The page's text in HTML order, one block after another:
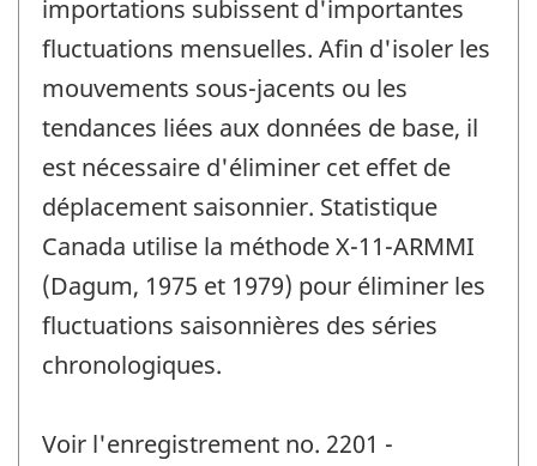
importations subissent d'importantes
fluctuations mensuelles. Afin d'isoler les
mouvements sous-jacents ou les
tendances liées aux données de base, il
est nécessaire d'éliminer cet effet de
déplacement saisonnier. Statistique
Canada utilise la méthode X-11-ARMMI
(Dagum, 1975 et 1979) pour éliminer les
fluctuations saisonnières des séries
chronologiques.
Voir l'enregistrement no. 2201 -